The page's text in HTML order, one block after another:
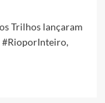
Trilhos lançaram
#RioporInteiro,